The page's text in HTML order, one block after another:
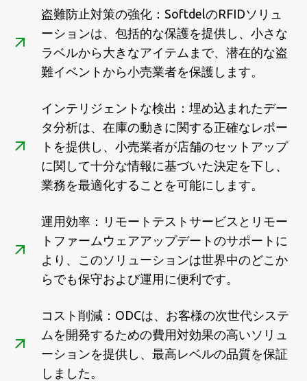
盗難防止対策の強化：SoftdelのRFIDソリュ
ーションは、包括的な保護を提供し、小さな
ラベルから大きなアイテムまで、潜在的な盗
難イベントから小売業者を保護します。
インテリジェントな検出：埋め込まれたデー
タ分析は、在庫の動きに関する正確なレポー
トを提供し、小売業者が店舗のセットアップ
に関して十分な情報に基づいた決定を下し、
業務を最適化することを可能にします。
運用効率：リモートテストサービスとリモー
トファームウェアアップデートのサポートに
より、このソリューションは世界中のどこか
らでも保守および運用に便利です。
コスト削減：ODCは、お客様の次世代システ
ムを開発するための費用対効果の高いソリュ
ーションを提供し、最高レベルの品質を保証
しました。